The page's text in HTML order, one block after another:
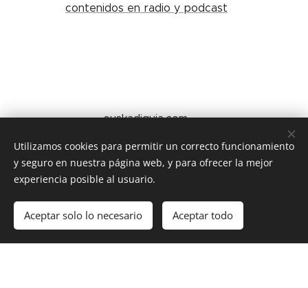
contenidos en radio y podcast
euskadiguia.com
C+V Creativos más Vivos somos radio, somos
internet, somos publicidad, somos comunicación,
944163795
¡Crea tu página web gratis! Comenzar
Utilizamos cookies para permitir un correcto funcionamiento
y seguro en nuestra página web, y para ofrecer la mejor
experiencia posible al usuario.
Aceptar solo lo necesario Aceptar todo